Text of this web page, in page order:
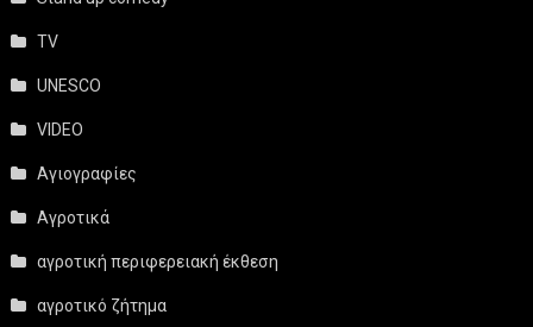
TV
UNESCO
VIDEO
Αγιογραφίες
Αγροτικά
αγροτική περιφερειακή έκθεση
αγροτικό ζήτημα